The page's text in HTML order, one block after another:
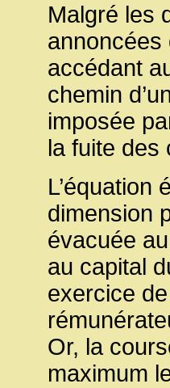
Malgré les
annoncées
accédant
chemin
imposée
la fuite des
L’équation
dimension
évacuée
au capital
exercice
Or, la
maximum